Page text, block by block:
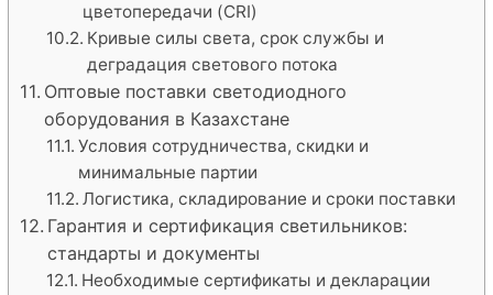
цветопередачи (CRI)
Кривые силы света, срок службы и
деградация светового потока
Оптовые поставки светодиодного
оборудования в Казахстане
Условия сотрудничества, скидки и
минимальные партии
Логистика, складирование и сроки поставки
Гарантия и сертификация светильников:
стандарты и документы
Необходимые сертификаты и декларации